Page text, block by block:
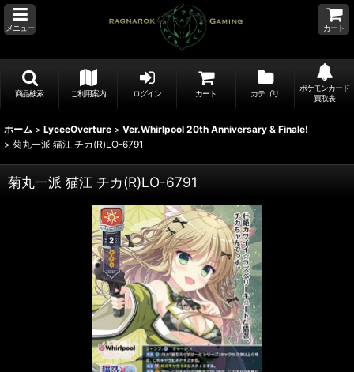
メニュー カート
商品検索 ご利用案内 ログイン カート カテゴリ
ポケモンカード
買取表
ホーム > LyceeOverture > Ver.Whirlpool 20th Anniversary & Finale!
> 菊丸一派 猫江 チカ(R)LO-6791
菊丸一派 猫江 チカ(R)LO-6791